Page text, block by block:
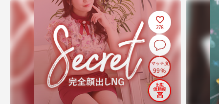
278
マッチ度
99%
出勤
信頼度
高